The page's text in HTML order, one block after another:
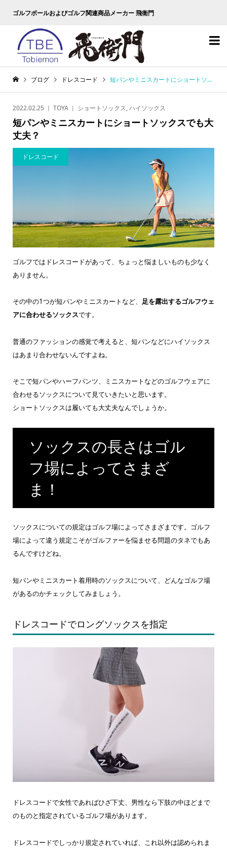
ゴルフボールおよびゴルフ関連商品メーカー 飛衛門

ブログ ドレスコード 短パンやミニスカートにショートソックスでも大丈夫？
2022.02.25 TOYA ショートソックス,ハイソックス
短パンやミニスカートにショートソックスでも大
丈夫？
ドレスコード
ゴルフではドレスコードがあって、ちょっと悩ましいものも少なく
ありません。
その中の1つが短パンやミニスカートなど、 足を露出するゴルフウェ
アに合わせるソックスです。
普通のファッションの感覚で考えると、短パンなどにハイソックス
はあまり合わせないんですよね。
そこで短パンやハーフパンツ、ミニスカートなどのゴルフウェアに
合わせるソックスについて見ていきたいと思います。
ショートソックスは履いても大丈夫なんでしょうか。
ソックスの長さはゴル
フ場によってさまざ
ま！
ソックスについての規定はゴルフ場によってさまざまです。ゴルフ
場によって違う規定こそがゴルファーを悩ませる問題のタネでもあ
るんですけどね。
短パンやミニスカート着用時のソックスについて、どんなゴルフ場
があるのかチェックしてみましょう。
ドレスコードでロングソックスを指定
ドレスコードで女性であればひざ下丈、男性なら下肢の中ほどまで
のものと指定されているゴルフ場があります。
ドレスコードでしっかり規定されていれば、これ以外は認められま